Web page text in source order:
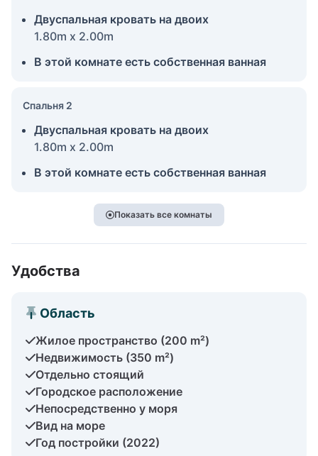
Двуспальная кровать на двоих
1.80m x 2.00m
В этой комнате есть собственная ванная
Спальня 2
Двуспальная кровать на двоих
1.80m x 2.00m
В этой комнате есть собственная ванная
Показать все комнаты
Удобства
Область
Жилое пространство (200 m²)
Недвижимость (350 m²)
Отдельно стоящий
Городское расположение
Непосредственно у моря
Вид на море
Год постройки (2022)